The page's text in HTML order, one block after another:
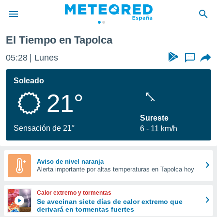
de
por
que se
calidad.
a este
las
y
forma
digital
basada
El Tiempo en Tapolca
05:28 Lunes ...
Soleado
21°
Sensación de 21°
Sureste
6
11 km/h
Aviso de nivel naranja
Alerta importante por altas temperaturas en Tapolca hoy
Calor extremo y tormentas
Se avecinan siete días de calor extremo que
derivará en tormentas fuertes